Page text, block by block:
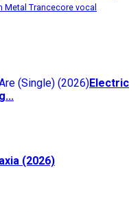
Metal Trancecore vocal
Electric
(2026)